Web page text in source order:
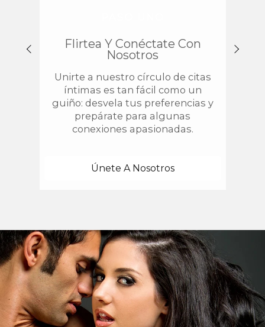
Flirtea Y Conéctate Con
Nosotros
Unirte a nuestro círculo de citas
íntimas es tan fácil como un
guiño: desvela tus preferencias y
prepárate para algunas
conexiones apasionadas.
Únete A Nosotros